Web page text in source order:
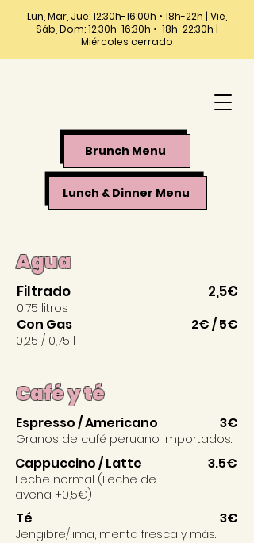
Lun, Mar, Jue: 12:30h-16:00h • 18h-22h | Vie,
Sáb, Dom: 12:30h-16:30h • 18h-22:30h |
Miércoles cerrado
Brunch Menu
Lunch & Dinner Menu
Agua
Filtrado 2,5€
0,75 litros
Con Gas 2€ / 5€
0,25 / 0,75 l
Café y té
Espresso / Americano 3€
Granos de café peruano importados.
Cappuccino / Latte 3.5€
Leche normal (Leche de
avena +0,5€)
Té 3€
Jengibre/lima, menta fresca y más.